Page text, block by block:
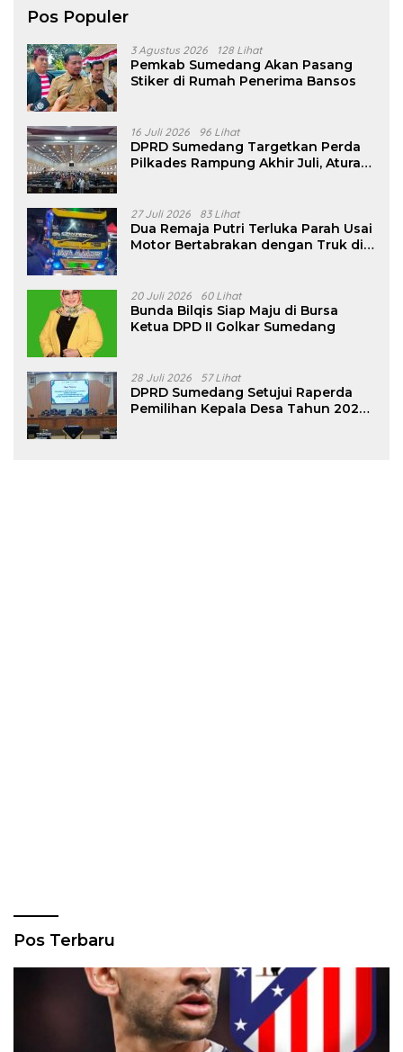
Pos Populer
3 Agustus 2026 128 Lihat
Pemkab Sumedang Akan Pasang
Stiker di Rumah Penerima Bansos
16 Juli 2026 96 Lihat
DPRD Sumedang Targetkan Perda
Pilkades Rampung Akhir Juli, Aturan
27 Juli 2026 83 Lihat
Dua Remaja Putri Terluka Parah Usai
Motor Bertabrakan dengan Truk di
20 Juli 2026 60 Lihat
Bunda Bilqis Siap Maju di Bursa
Ketua DPD II Golkar Sumedang
28 Juli 2026 57 Lihat
DPRD Sumedang Setujui Raperda
Pemilihan Kepala Desa Tahun 2026
Pos Terbaru